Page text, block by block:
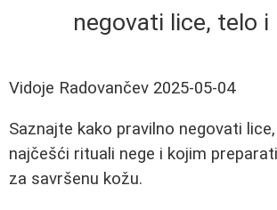
negovati lice, telo i
Vidoje Radovančev 2025-05-04
Saznajte kako pravilno negovati
najčešći rituali nege i kojim
za savršenu kožu.